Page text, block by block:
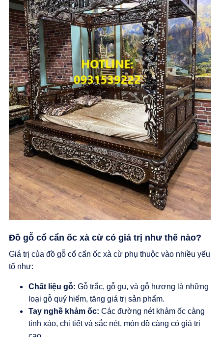
Đồ gỗ cổ cẩn ốc xà cừ có giá trị như thế nào?
Giá trị của đồ gỗ cổ cẩn ốc xà cừ phụ thuộc vào nhiều yếu
tố như:
Chất liệu gỗ: Gỗ trắc, gỗ gụ, và gỗ hương là những
loại gỗ quý hiếm, tăng giá trị sản phẩm.
Tay nghề khảm ốc: Các đường nét khảm ốc càng
tinh xảo, chi tiết và sắc nét, món đồ càng có giá trị